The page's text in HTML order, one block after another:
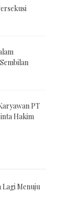
PT
Hakim
Lagi Menuju